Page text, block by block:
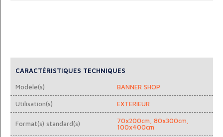
CARACTÉRISTIQUES TECHNIQUES
Modèle(s) BANNER SHOP
Utilisation(s) EXTERIEUR
Format(s) standard(s)
70x200cm, 80x300cm,
100x400cm